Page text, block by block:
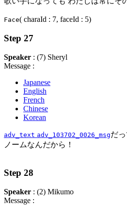
Face( charaId : 7, faceId : 5)
Step 27
Speaker : (7) Sheryl
Message :
Japanese
English
French
Chinese
Korean
adv_text adv_103702_0026_msgだ
ノームなんだから！
Step 28
Speaker : (2) Mikumo
Message :